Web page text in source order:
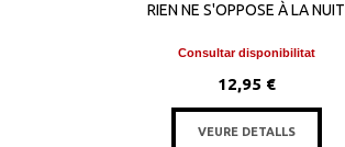
RIEN NE S'OPPOSE À LA NUIT
Consultar disponibilitat
12,95 €
VEURE DETALLS